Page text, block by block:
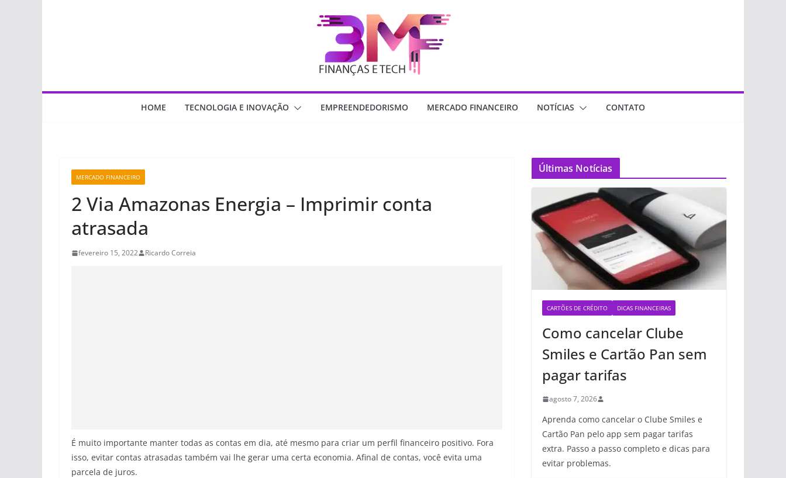
HOME TECNOLOGIA E INOVAÇÃO EMPREENDEDORISMO MERCADO FINANCEIRO NOTÍCIAS CONTATO
MERCADO FINANCEIRO
2 Via Amazonas Energia – Imprimir conta
atrasada
fevereiro 15, 2022 Ricardo Correia
É muito importante manter todas as contas em dia, até mesmo para criar um perfil financeiro positivo. Fora
isso, evitar contas atrasadas também vai lhe gerar uma certa economia. Afinal de contas, você evita uma
parcela de juros.
Últimas Notícias
CARTÕES DE CRÉDITO DICAS FINANCEIRAS
Como cancelar Clube
Smiles e Cartão Pan sem
pagar tarifas
agosto 7, 2026
Aprenda como cancelar o Clube Smiles e
Cartão Pan pelo app sem pagar tarifas
extra. Passo a passo completo e dicas para
evitar problemas.